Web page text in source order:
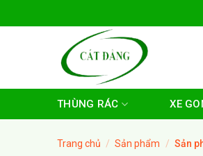
to
THÙNG RÁC XE
Trang chủ / Sản phẩm / Sản